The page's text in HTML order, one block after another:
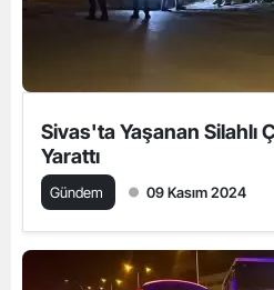
Sivas'ta Yaşanan Silahlı Çatışma Panik
Yarattı
Gündem 09 Kasım 2024